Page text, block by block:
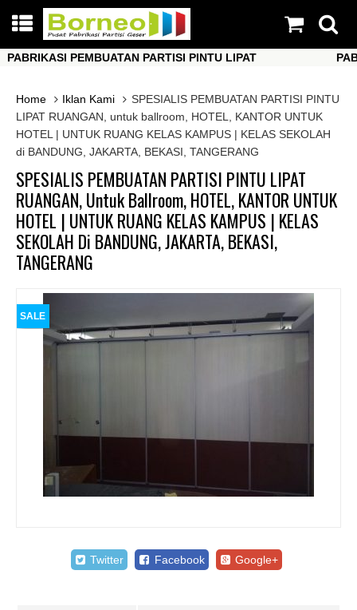
PEMBUATAN PARTISI PINTU LIPAT
Home
Iklan Kami
SPESIALIS PEMBUATAN PARTISI PINTU
LIPAT RUANGAN, untuk ballroom, HOTEL, KANTOR UNTUK
HOTEL | UNTUK RUANG KELAS KAMPUS | KELAS SEKOLAH
di BANDUNG, JAKARTA, BEKASI, TANGERANG
SPESIALIS PEMBUATAN PARTISI PINTU LIPAT
RUANGAN, Untuk Ballroom, HOTEL, KANTOR UNTUK
HOTEL | UNTUK RUANG KELAS KAMPUS | KELAS
SEKOLAH Di BANDUNG, JAKARTA, BEKASI,
TANGERANG
SALE
Twitter Facebook Google+